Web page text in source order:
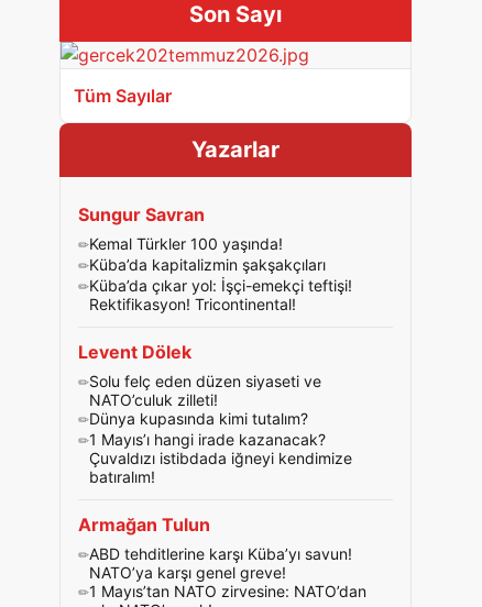
Son Sayı
Tüm Sayılar
Yazarlar
Sungur Savran
Kemal Türkler 100 yaşında!
Küba’da kapitalizmin şakşakçıları
Küba’da çıkar yol: İşçi-emekçi teftişi!
Rektifikasyon! Tricontinental!
Levent Dölek
Solu felç eden düzen siyaseti ve
NATO’culuk zilleti!
Dünya kupasında kimi tutalım?
1 Mayıs’ı hangi irade kazanacak?
Çuvaldızı istibdada iğneyi kendimize
batıralım!
Armağan Tulun
ABD tehditlerine karşı Küba’yı savun!
NATO’ya karşı genel greve!
1 Mayıs’tan NATO zirvesine: NATO’dan